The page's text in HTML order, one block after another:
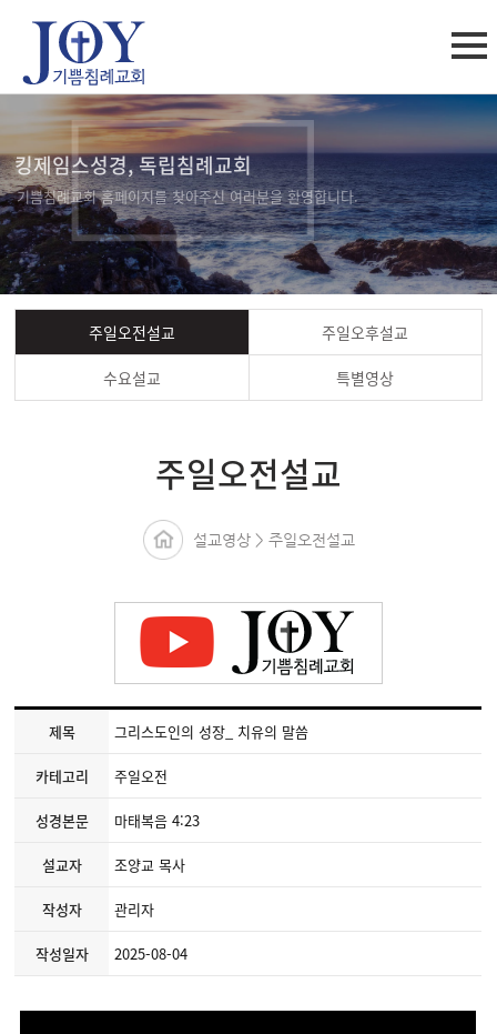
킹제임스성경, 독립침례교회
기쁨침례교회 홈페이지를 찾아주신 여러분을 환영합니다.
주일오전설교 주일오후설교
수요설교 특별영상
주일오전설교
설교영상 > 주일오전설교
제목 그리스도인의 성장_ 치유의 말씀
카테고리 주일오전
성경본문 마태복음 4:23
설교자 조양교 목사
작성자 관리자
작성일자 2025-08-04